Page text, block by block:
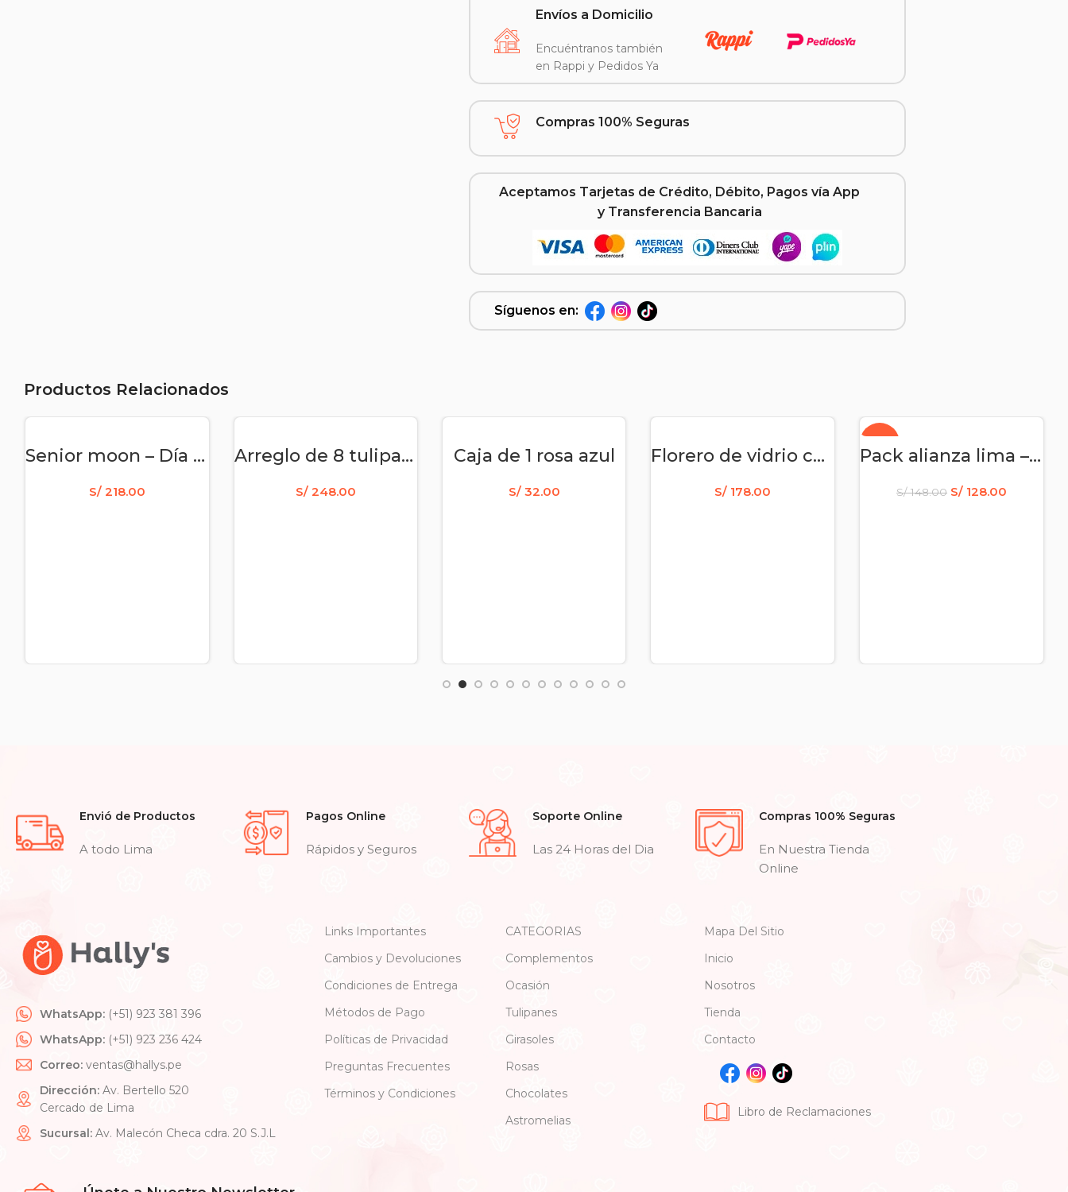
Envíos a Domicilio
Encuéntranos también
en Rappi y Pedidos Ya
Compras 100% Seguras
Aceptamos Tarjetas de Crédito, Débito, Pagos vía App
y Transferencia Bancaria
Síguenos en:
Productos Relacionados
Senior moon – Día del padre
S/218.00
Arreglo de 8 tulipanes, peluche y globo – Bella princesa
S/ 248.00
Caja de 1 rosa azul
S/32.00
Florero de vidrio con 10 tulipanes y chocolate Ferrero Rocher
S/ 178.00
Pack alianza lima – Arreglo para papá
S/148.00 S/ 128.00
Envió de Productos
A todo Lima
Pagos Online
Rápidos y Seguros
Soporte Online
Las 24 Horas del Dia
Compras 100% Seguras
En Nuestra Tienda
Online
WhatsApp: (+51) 923 381 396
WhatsApp: (+51) 923 236 424
Correo: ventas@hallys.pe
Dirección: Av. Bertello 520
Cercado de Lima
Sucursal: Av. Malecón Checa cdra. 20 S.J.L
Links Importantes
Cambios y Devoluciones
Condiciones de Entrega
Métodos de Pago
Políticas de Privacidad
Preguntas Frecuentes
Términos y Condiciones
CATEGORIAS
Complementos
Ocasión
Tulipanes
Girasoles
Rosas
Chocolates
Astromelias
Mapa Del Sitio
Inicio
Nosotros
Tienda
Contacto
Libro de Reclamaciones